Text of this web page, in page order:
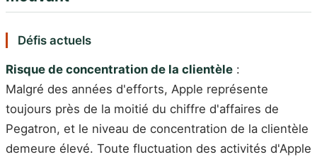
Défis actuels
Risque de concentration de la clientèle :
Malgré des années d'efforts, Apple représente
toujours près de la moitié du chiffre d'affaires de
Pegatron, et le niveau de concentration de la clientèle
demeure élevé. Toute fluctuation des activités d'Apple